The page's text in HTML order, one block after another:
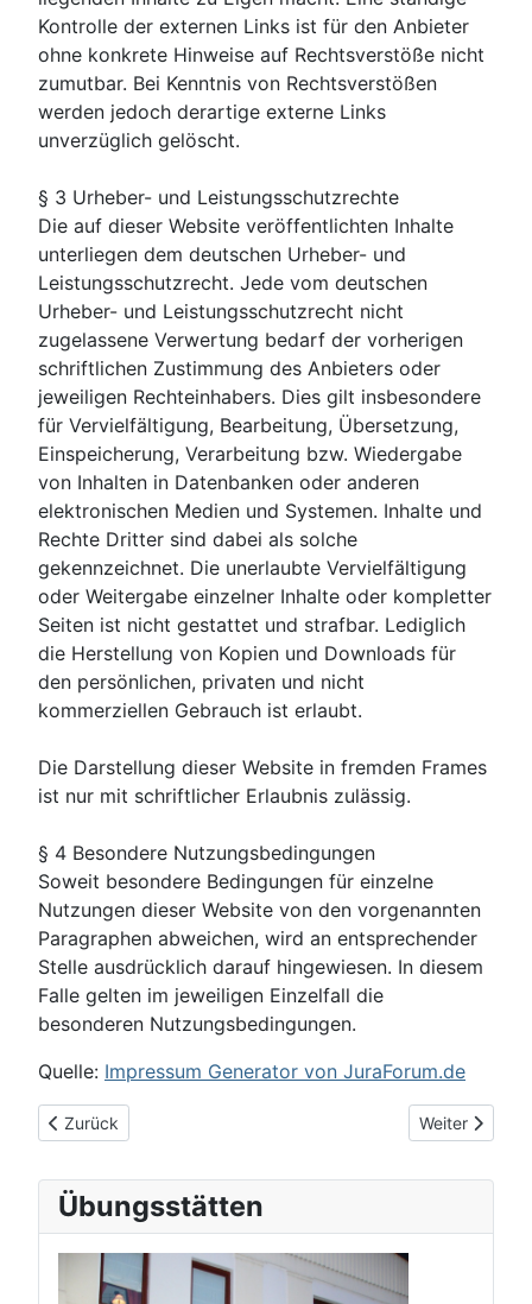
Kontrolle der externen Links ist für den Anbieter
ohne konkrete Hinweise auf Rechtsverstöße nicht
zumutbar. Bei Kenntnis von Rechtsverstößen
werden jedoch derartige externe Links
unverzüglich gelöscht.
§ 3 Urheber- und Leistungsschutzrechte
Die auf dieser Website veröffentlichten Inhalte
unterliegen dem deutschen Urheber- und
Leistungsschutzrecht. Jede vom deutschen
Urheber- und Leistungsschutzrecht nicht
zugelassene Verwertung bedarf der vorherigen
schriftlichen Zustimmung des Anbieters oder
jeweiligen Rechteinhabers. Dies gilt insbesondere
für Vervielfältigung, Bearbeitung, Übersetzung,
Einspeicherung, Verarbeitung bzw. Wiedergabe
von Inhalten in Datenbanken oder anderen
elektronischen Medien und Systemen. Inhalte und
Rechte Dritter sind dabei als solche
gekennzeichnet. Die unerlaubte Vervielfältigung
oder Weitergabe einzelner Inhalte oder kompletter
Seiten ist nicht gestattet und strafbar. Lediglich
die Herstellung von Kopien und Downloads für
den persönlichen, privaten und nicht
kommerziellen Gebrauch ist erlaubt.
Die Darstellung dieser Website in fremden Frames
ist nur mit schriftlicher Erlaubnis zulässig.
§ 4 Besondere Nutzungsbedingungen
Soweit besondere Bedingungen für einzelne
Nutzungen dieser Website von den vorgenannten
Paragraphen abweichen, wird an entsprechender
Stelle ausdrücklich darauf hingewiesen. In diesem
Falle gelten im jeweiligen Einzelfall die
besonderen Nutzungsbedingungen.
Quelle: Impressum Generator von JuraForum.de
Vorheriger Beitrag: Datenschutz
Zurück Nächster
Weiter
Übungsstätten